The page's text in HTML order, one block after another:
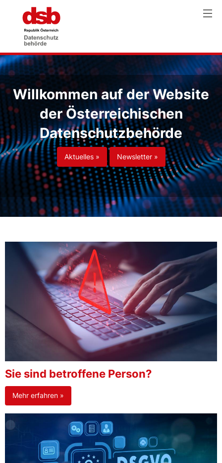
Willkommen auf der Website
der Österreichischen
Datenschutzbehörde
Aktuelles » Newsletter »
Sie sind betroffene Person?
Mehr erfahren »